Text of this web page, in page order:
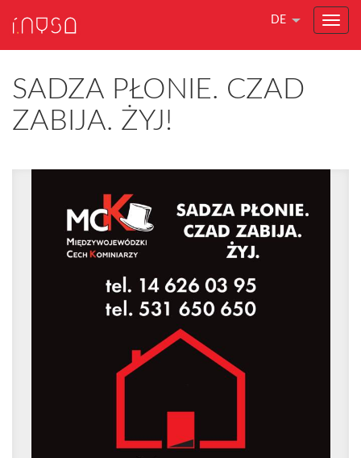
DE
SADZA PŁONIE. CZAD
ZABIJA. ŻYJ!